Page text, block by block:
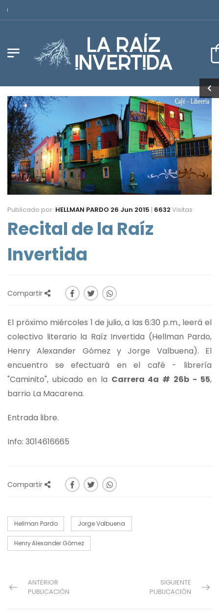
Publicado por: HELLMAN PARDO 26 Jun 2015 | 6632 Visitas
Recital de la Raíz
Invertida
Compartir
El próximo miércoles 1 de julio, a las 6:30 p.m., leerá el
colectivo literario la Raíz Invertida (Hellman Pardo,
Henry Alexander Gómez y Jorge Valbuena). El
encuentro se efectuará en el café - librería
"Caminito", ubicado en la Carrera 4a # 26b - 55,
barrio La Macarena.
Entrada libre.
Info: 3014616665
Compartir
Hellman Pardo Jorge Valbuena
Henry Alexander Gómez
ANTERIOR
PUBLICACIÓN
SIGUIENTE
PUBLICACIÓN